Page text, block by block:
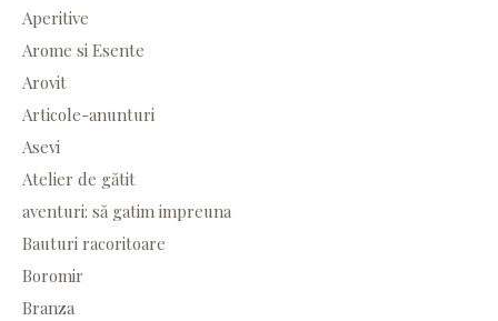
Aperitive
Arome si Esente
Arovit
Articole-anunturi
Asevi
Atelier de gătit
aventuri: să gatim impreuna
Bauturi racoritoare
Boromir
Branza